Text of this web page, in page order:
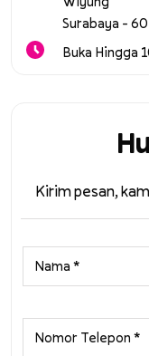
Surabaya -
Buka Hingga
Kirim pesan,